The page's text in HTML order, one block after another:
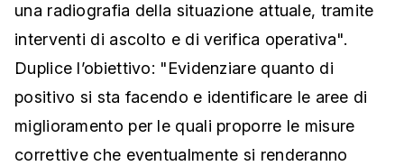
una radiografia della situazione attuale, tramite
interventi di ascolto e di verifica operativa".
Duplice l’obiettivo: "Evidenziare quanto di
positivo si sta facendo e identificare le aree di
miglioramento per le quali proporre le misure
correttive che eventualmente si renderanno